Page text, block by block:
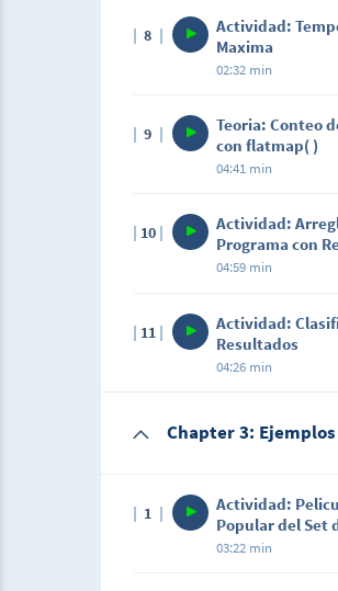
8
Actividad:
Maxima
02:32 min
9
Teoria: Conteo
con flatmap( )
04:41 min
10
Actividad:
Programa con
04:59 min
11
Actividad:
Resultados
04:26 min
Chapter 3:
1
Actividad:
Popular del Set
03:22 min